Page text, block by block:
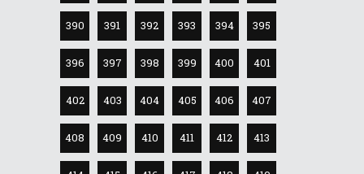
390 391 392 393 394 395
396 397 398 399 400 401
402 403 404 405 406 407
408 409 410 411 412 413